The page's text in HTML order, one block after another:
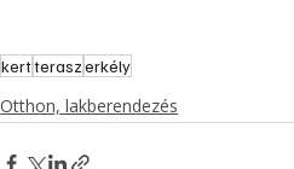
kertteraszerkély
Otthon, lakberendezés